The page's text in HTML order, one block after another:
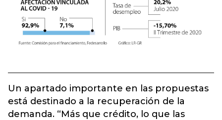
Un apartado importante en las propuestas
está destinado a la recuperación de la
demanda. “Más que crédito, lo que las